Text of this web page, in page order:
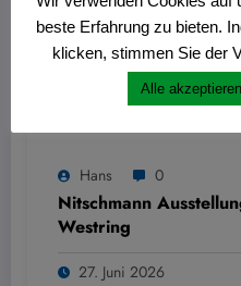
Hans 0
Nitschmann
Westring
27. Juni 2026
beste Erfahrung zu bieten.
klicken, stimmen Sie der
Alle akzeptieren